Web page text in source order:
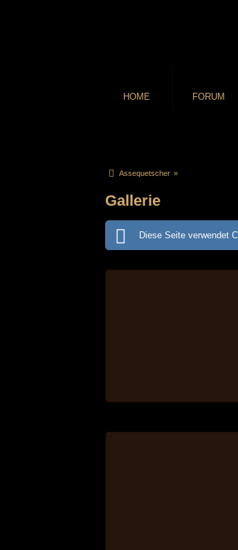
HOME FORUM
Assequetscher »
Gallerie
Diese Seite verwendet